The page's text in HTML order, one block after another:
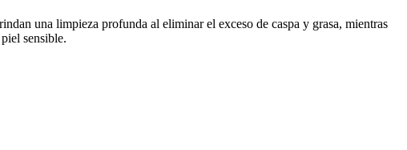
una limpieza profunda al eliminar el exceso de caspa y grasa, mientras
sensible.